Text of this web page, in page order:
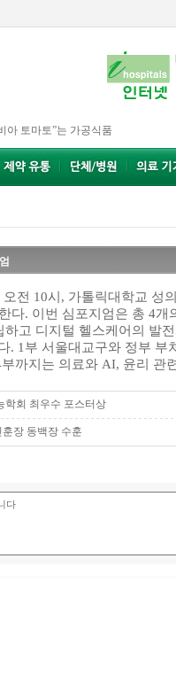
아 토마토”는 가공식품
전 10시, 가톨릭대학교 성
다. 이번 심포지엄은 총 4개
고 디지털 헬스케어의 발
. 1부 서울대교구와 정부 부
까지는 의료와 AI, 윤리 관
학회 최우수 포스터상
장 동백장 수훈